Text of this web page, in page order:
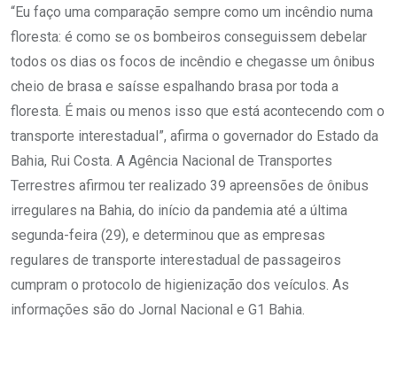
“Eu faço uma comparação sempre como um incêndio numa
floresta: é como se os bombeiros conseguissem debelar
todos os dias os focos de incêndio e chegasse um ônibus
cheio de brasa e saísse espalhando brasa por toda a
floresta. É mais ou menos isso que está acontecendo com o
transporte interestadual”, afirma o governador do Estado da
Bahia, Rui Costa. A Agência Nacional de Transportes
Terrestres afirmou ter realizado 39 apreensões de ônibus
irregulares na Bahia, do início da pandemia até a última
segunda-feira (29), e determinou que as empresas
regulares de transporte interestadual de passageiros
cumpram o protocolo de higienização dos veículos. As
informações são do Jornal Nacional e G1 Bahia.